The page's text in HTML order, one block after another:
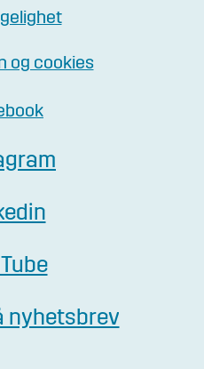
og cookies
nyhetsbrev